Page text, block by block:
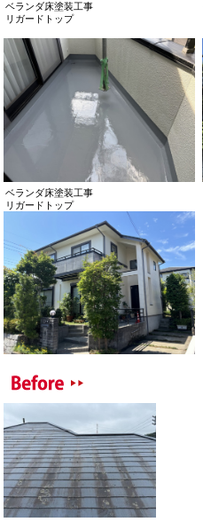
ベランダ床塗装工事
リガードトップ
ベランダ床塗装工事
リガードトップ